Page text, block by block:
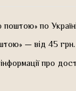
по
— від 45 грн.
про